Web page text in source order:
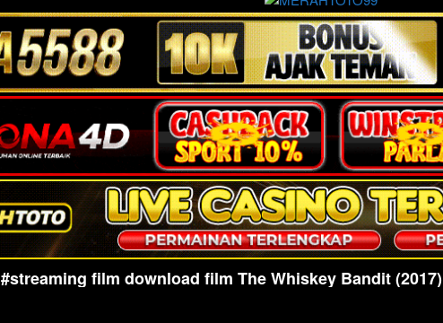
#streaming film download film The Whiskey Bandit (2017)